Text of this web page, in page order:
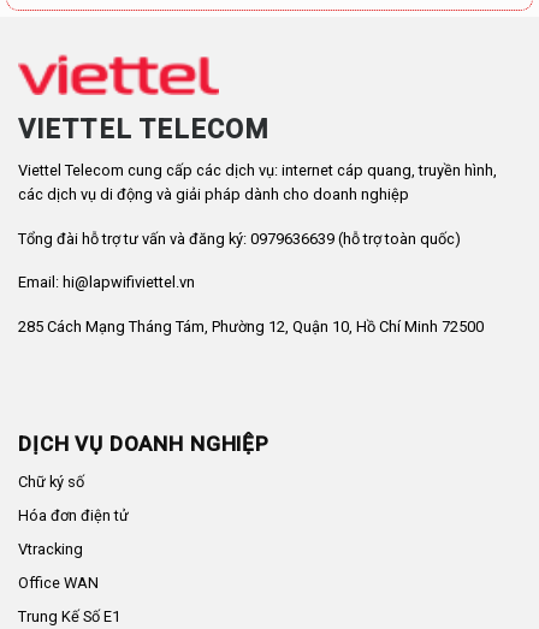
VIETTEL TELECOM
Viettel Telecom cung cấp các dịch vụ: internet cáp quang, truyền hình,
các dịch vụ di động và giải pháp dành cho doanh nghiệp
Tổng đài hỗ trợ tư vấn và đăng ký: 0979636639 (hỗ trợ toàn quốc)
Email: hi@lapwifiviettel.vn
285 Cách Mạng Tháng Tám, Phường 12, Quận 10, Hồ Chí Minh 72500
DỊCH VỤ DOANH NGHIỆP
Chữ ký số
Hóa đơn điện tử
Vtracking
Office WAN
Trung Kế Số E1